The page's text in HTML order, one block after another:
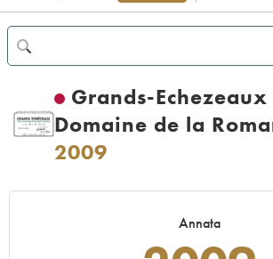
Grands-
Domaine de la
2009
Annata